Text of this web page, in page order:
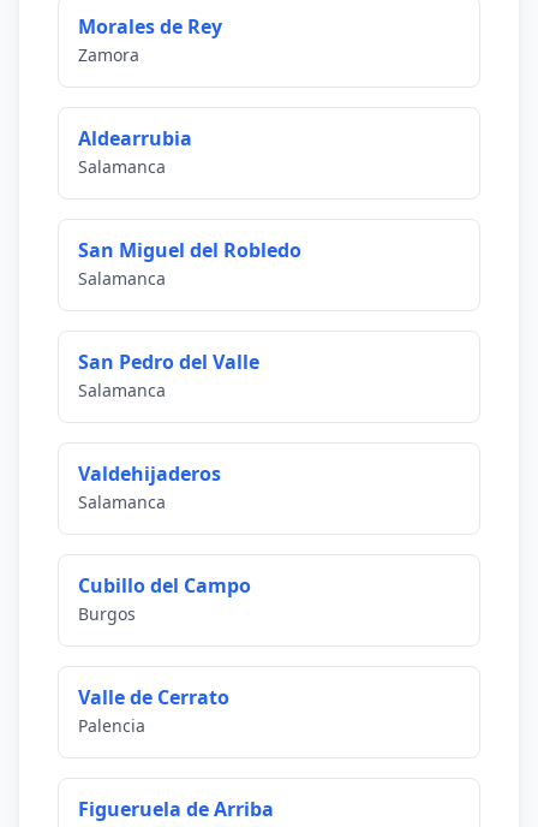
Morales de Rey
Zamora
Aldearrubia
Salamanca
San Miguel del Robledo
Salamanca
San Pedro del Valle
Salamanca
Valdehijaderos
Salamanca
Cubillo del Campo
Burgos
Valle de Cerrato
Palencia
Figueruela de Arriba